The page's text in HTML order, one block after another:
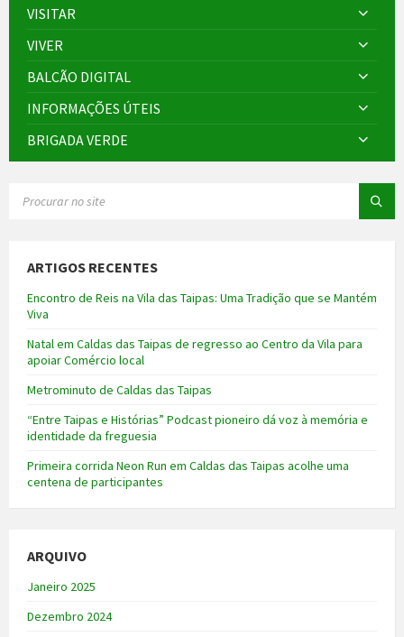
VISITAR
VIVER
BALCÃO DIGITAL
INFORMAÇÕES ÚTEIS
BRIGADA VERDE
ARTIGOS RECENTES
Encontro de Reis na Vila das Taipas: Uma Tradição que se Mantém
Viva
Natal em Caldas das Taipas de regresso ao Centro da Vila para
apoiar Comércio local
Metrominuto de Caldas das Taipas
“Entre Taipas e Histórias” Podcast pioneiro dá voz à memória e
identidade da freguesia
Primeira corrida Neon Run em Caldas das Taipas acolhe uma
centena de participantes
ARQUIVO
Janeiro 2025
Dezembro 2024